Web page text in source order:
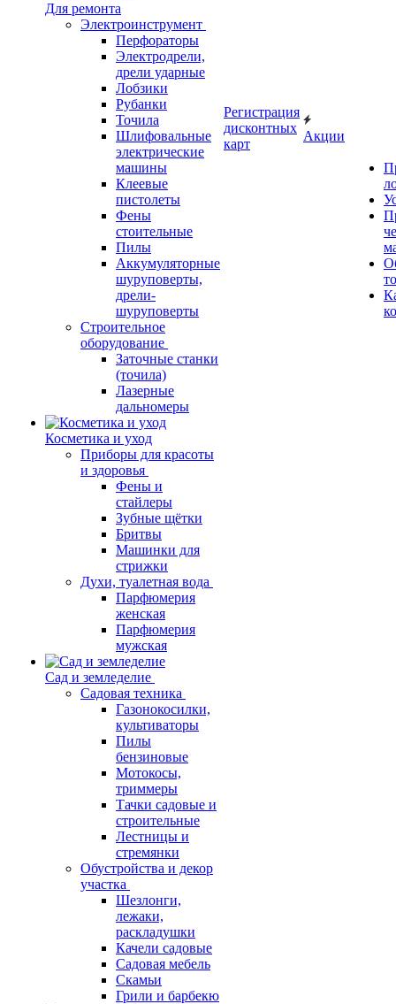
Для ремонта
Электроинструмент
Перфораторы
Электродрели,
дрели ударные
Лобзики
Рубанки
Точила
Шлифовальные
электрические
машины
Клеевые
пистолеты
Фены
стоительные
Пилы
Аккумуляторные
шуруповерты,
дрели-
шуруповерты
Строительное
оборудование
Заточные станки
(точила)
Лазерные
дальномеры
Косметика и уход
Приборы для красоты
и здоровья
Фены и
стайлеры
Зубные щётки
Бритвы
Машинки для
стрижки
Духи, туалетная вода
Парфюмерия
женская
Парфюмерия
мужская
Сад и земледелие
Садовая техника
Газонокосилки,
культиваторы
Пилы
бензиновые
Мотокосы,
триммеры
Тачки садовые и
строительные
Лестницы и
стремянки
Обустройства и декор
участка
Шезлонги,
лежаки,
раскладушки
Качели садовые
Садовая мебель
Скамьи
Грили и барбекю
Регистрация
дисконтных
карт
Акции